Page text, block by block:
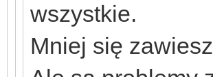
wszystkie.
Mniej się